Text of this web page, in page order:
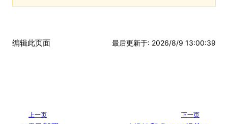
编辑此页面 最后更新于: 2026/8/9 13:00:39
上一页 下一页